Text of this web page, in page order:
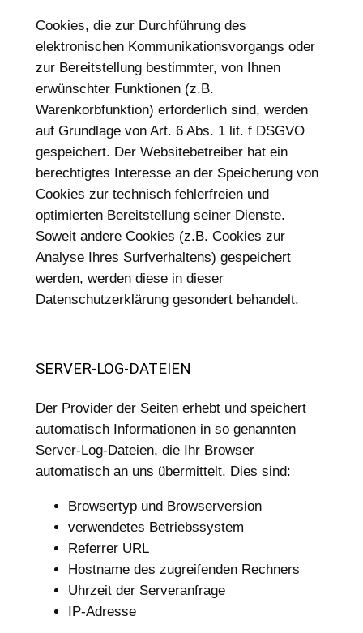
Cookies, die zur Durchführung des
elektronischen Kommunikationsvorgangs oder
zur Bereitstellung bestimmter, von Ihnen
erwünschter Funktionen (z.B.
Warenkorbfunktion) erforderlich sind, werden
auf Grundlage von Art. 6 Abs. 1 lit. f DSGVO
gespeichert. Der Websitebetreiber hat ein
berechtigtes Interesse an der Speicherung von
Cookies zur technisch fehlerfreien und
optimierten Bereitstellung seiner Dienste.
Soweit andere Cookies (z.B. Cookies zur
Analyse Ihres Surfverhaltens) gespeichert
werden, werden diese in dieser
Datenschutzerklärung gesondert behandelt.
SERVER-LOG-DATEIEN
Der Provider der Seiten erhebt und speichert
automatisch Informationen in so genannten
Server-Log-Dateien, die Ihr Browser
automatisch an uns übermittelt. Dies sind:
Browsertyp und Browserversion
verwendetes Betriebssystem
Referrer URL
Hostname des zugreifenden Rechners
Uhrzeit der Serveranfrage
IP-Adresse